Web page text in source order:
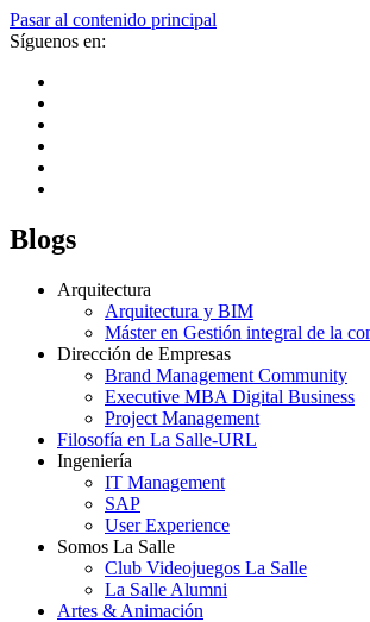
Pasar al contenido principal
Síguenos en:
Blogs
Arquitectura
Arquitectura y BIM
Máster en Gestión integral de la
Dirección de Empresas
Brand Management Community
Executive MBA Digital Business
Project Management
Filosofía en La Salle-URL
Ingeniería
IT Management
SAP
User Experience
Somos La Salle
Club Videojuegos La Salle
La Salle Alumni
Artes & Animación